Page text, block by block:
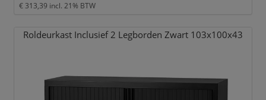
€ 313,39 incl. 21% BTW
Roldeurkast Inclusief 2 Legborden Zwart 103x100x43